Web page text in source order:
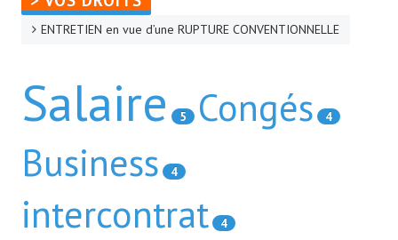
- Via le site Internet du CSE SCALIAN
Tuto Authentification / Problème de connexion
ENTRETIEN en vue d’une RUPTURE CONVENTIONNELLE
Salaire 5 Congés 4
Business 4
intercontrat 4